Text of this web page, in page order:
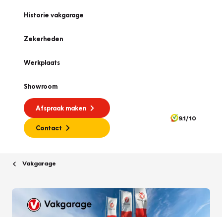
Historie vakgarage
Zekerheden
Werkplaats
Showroom
Afspraak maken
Contact
9.1/10
Vakgarage